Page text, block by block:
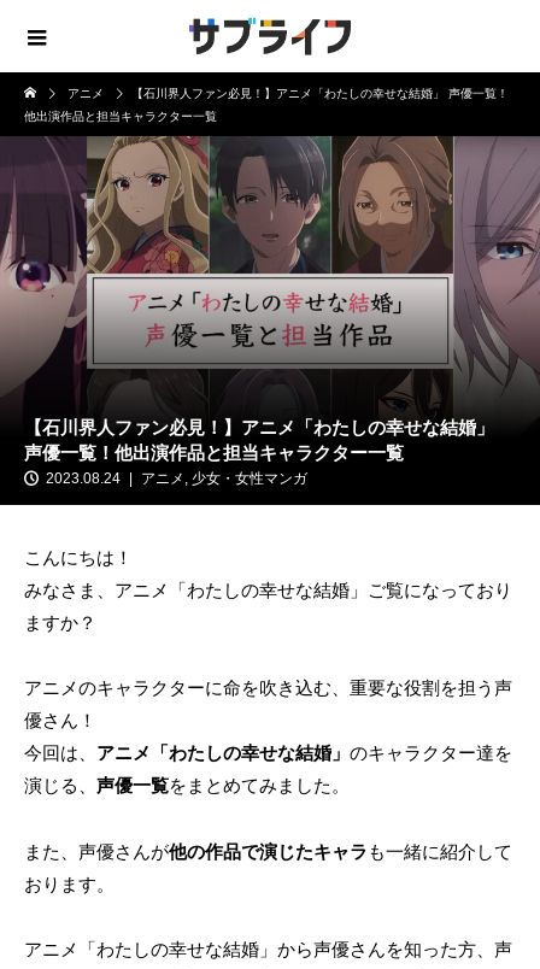
アニメ
【石川界人ファン必見！】アニメ「わたしの幸せな結婚」 声優一覧！
他出演作品と担当キャラクター一覧
【石川界人ファン必見！】アニメ「わたしの幸せな結婚」
声優一覧！他出演作品と担当キャラクター一覧
2023.08.24 アニメ , 少女・女性マンガ
こんにちは！
みなさま、アニメ「わたしの幸せな結婚」ご覧になっており
ますか？
アニメのキャラクターに命を吹き込む、重要な役割を担う声
優さん！
今回は、 アニメ「わたしの幸せな結婚」 のキャラクター達を
演じる、 声優一覧をまとめてみました。
また、声優さんが他の作品で演じたキャラも一緒に紹介して
おります。
アニメ「わたしの幸せな結婚」から声優さんを知った方、声